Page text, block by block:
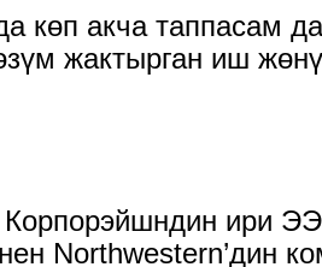
көп акча таппасам
жактырган иш
Корпорэйшндин ири
Northwestern’дин